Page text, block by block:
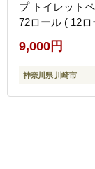
プ トイレット
72ロール ( 12
パック ) ダブル
9,000円
神奈川県 川崎市